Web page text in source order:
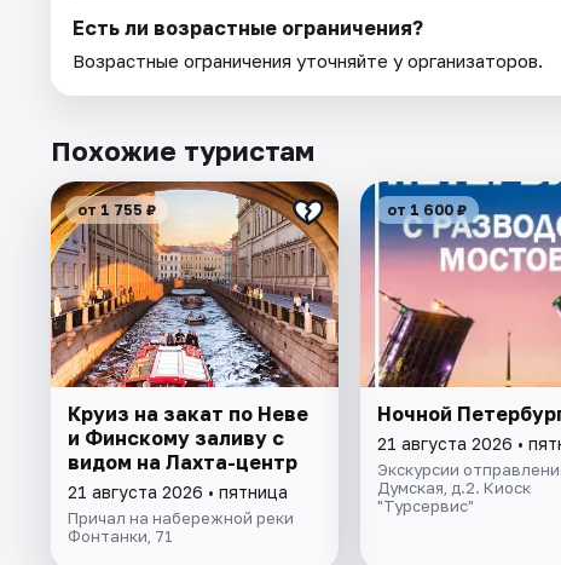
Есть ли возрастные ограничения?
Возрастные ограничения уточняйте у организаторов.
Похожие туристам
от 1 755 ₽
Круиз на закат по Неве
и Финскому заливу с
видом на Лахта-центр
21 августа 2026 • пятница
Причал на набережной реки
Фонтанки, 71
от 1 600 ₽
Ночной
21 августа 2026 •
Экскурсии
Думская, д.2. Киоск
"Турсервис"